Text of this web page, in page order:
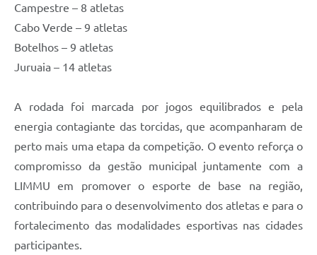
Campestre – 8 atletas
Cabo Verde – 9 atletas
Botelhos – 9 atletas
Juruaia – 14 atletas
A rodada foi marcada por jogos equilibrados e pela
energia contagiante das torcidas, que acompanharam de
perto mais uma etapa da competição. O evento reforça o
compromisso da gestão municipal juntamente com a
LIMMU em promover o esporte de base na região,
contribuindo para o desenvolvimento dos atletas e para o
fortalecimento das modalidades esportivas nas cidades
participantes.